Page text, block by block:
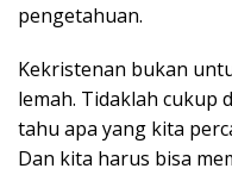
pengetahuan.
Kekristenan bukan
lemah. Tidaklah cukup
tahu apa yang kita
Dan kita harus bisa